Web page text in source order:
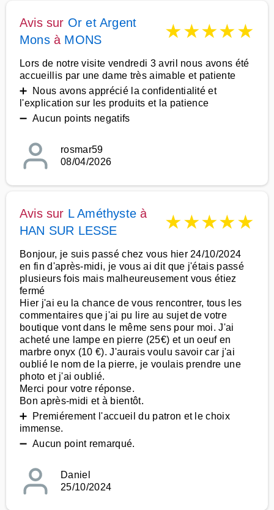
Avis sur Or et Argent
Monsà MONS ★★★★★
Lors de notre visite vendredi 3 avril nous avons été
accueillis par une dame très aimable et patiente
➕ Nous avons apprécié la confidentialité et
l'explication sur les produits et la patience
➖ Aucun points negatifs
rosmar59
08/04/2026
Avis sur L Améthyste à
HAN SUR LESSE
★★★★★
Bonjour, je suis passé chez vous hier 24/10/2024
en fin d'après-midi, je vous ai dit que j'étais passé
plusieurs fois mais malheureusement vous étiez
fermé
Hier j'ai eu la chance de vous rencontrer, tous les
commentaires que j'ai pu lire au sujet de votre
boutique vont dans le même sens pour moi. J'ai
acheté une lampe en pierre (25€) et un oeuf en
marbre onyx (10 €). J'aurais voulu savoir car j'ai
oublié le nom de la pierre, je voulais prendre une
photo et j'ai oublié.
Merci pour votre réponse.
Bon après-midi et à bientôt.
➕ Premiérement l'accueil du patron et le choix
immense.
➖ Aucun point remarqué.
Daniel
25/10/2024